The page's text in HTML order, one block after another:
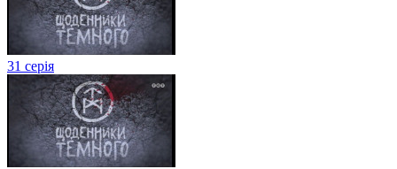
31 серія